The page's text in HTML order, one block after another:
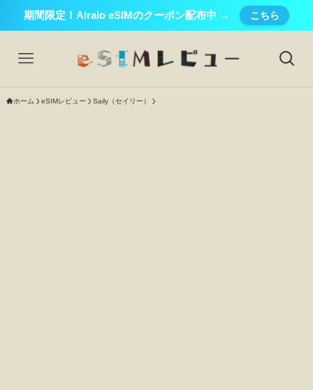
期間限定！Airalo eSIMのクーポン配布中 → こちら
ホーム eSIMレビュー Saily（セイリー）